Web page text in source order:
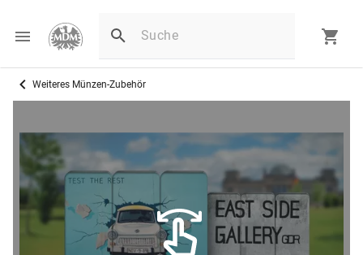
Weiteres Münzen-Zubehör